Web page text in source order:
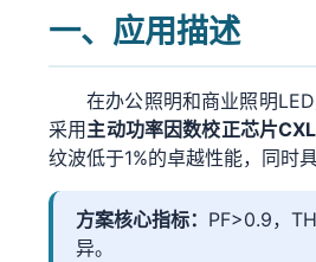
一、应用描述
在办公照明和商业照明
采用主动功率因数校正芯片
纹波低于1%的卓越性能，同时
方案核心指标： PF>0.9，
异。